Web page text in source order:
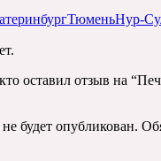
ТюменьНур-
оставил отзыв на
будет опубликован.